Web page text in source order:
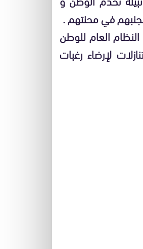
في محنتهم .
العام للوطن
لإرضاء رغبات